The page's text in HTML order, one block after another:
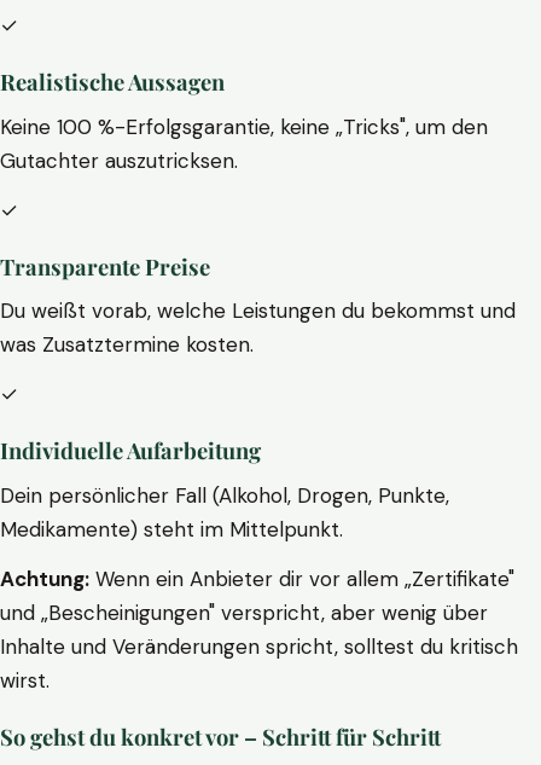
✓
Realistische Aussagen
Keine 100 %-Erfolgsgarantie, keine „Tricks", um den
Gutachter auszutricksen.
✓
Transparente Preise
Du weißt vorab, welche Leistungen du bekommst und
was Zusatztermine kosten.
✓
Individuelle Aufarbeitung
Dein persönlicher Fall (Alkohol, Drogen, Punkte,
Medikamente) steht im Mittelpunkt.
Achtung: Wenn ein Anbieter dir vor allem „Zertifikate"
und „Bescheinigungen" verspricht, aber wenig über
Inhalte und Veränderungen spricht, solltest du kritisch
wirst.
So gehst du konkret vor – Schritt für Schritt